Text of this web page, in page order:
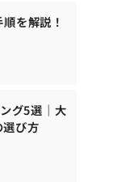
を解説！
グ5選｜大
び方